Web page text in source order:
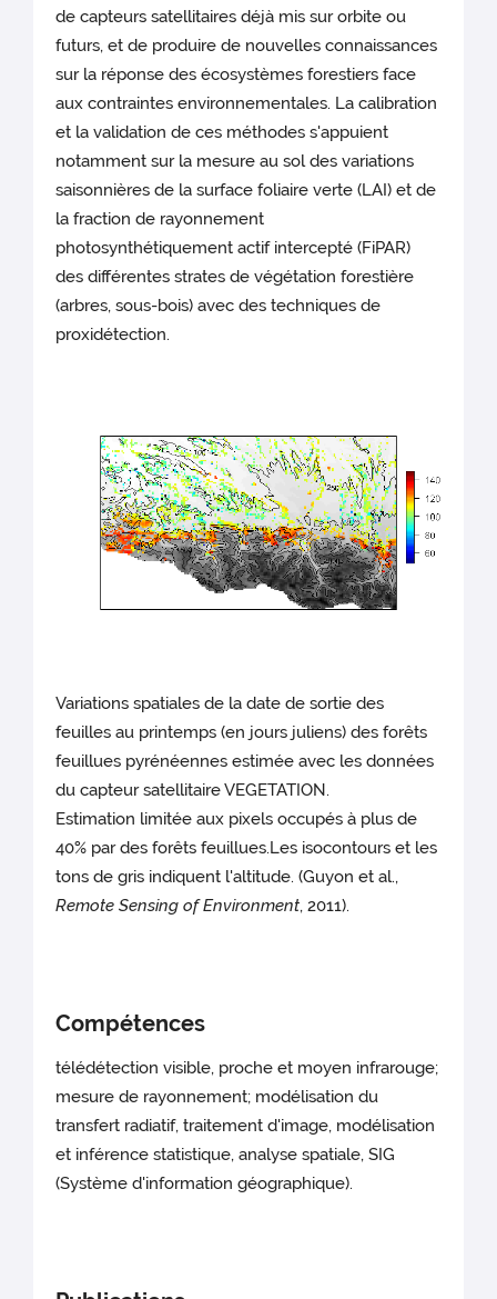
de capteurs satellitaires déjà mis sur orbite ou
futurs, et de produire de nouvelles connaissances
sur la réponse des écosystèmes forestiers face
aux contraintes environnementales. La calibration
et la validation de ces méthodes s'appuient
notamment sur la mesure au sol des variations
saisonnières de la surface foliaire verte (LAI) et de
la fraction de rayonnement
photosynthétiquement actif intercepté (FiPAR)
des différentes strates de végétation forestière
(arbres, sous-bois) avec des techniques de
proxidétection.
Variations spatiales de la date de sortie des
feuilles au printemps (en jours juliens) des forêts
feuillues pyrénéennes estimée avec les données
du capteur satellitaire VEGETATION.
Estimation limitée aux pixels occupés à plus de
40% par des forêts feuillues.Les isocontours et les
tons de gris indiquent l'altitude. (Guyon et al.,
Remote Sensing of Environment, 2011).
Compétences
télédétection visible, proche et moyen infrarouge;
mesure de rayonnement; modélisation du
transfert radiatif, traitement d'image, modélisation
et inférence statistique, analyse spatiale, SIG
(Système d'information géographique).